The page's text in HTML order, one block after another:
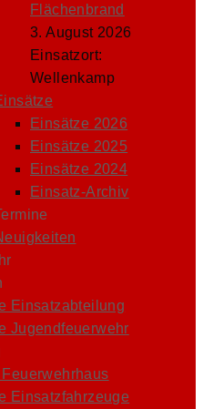
Flächenbrand
3. August 2026
Einsatzort:
Wellenkamp
Einsätze 2026
Einsätze 2025
Einsätze 2024
Einsatz-Archiv
Einsatzabteilung
Jugendfeuerwehr
Einsatzfahrzeuge